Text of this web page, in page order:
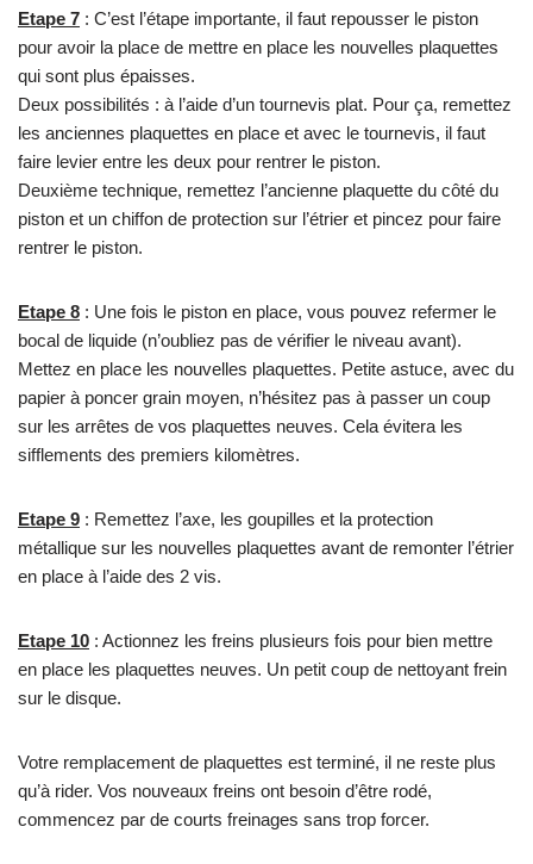
Etape 7 : C’est l’étape importante, il faut repousser le piston
pour avoir la place de mettre en place les nouvelles plaquettes
qui sont plus épaisses.
Deux possibilités : à l’aide d’un tournevis plat. Pour ça, remettez
les anciennes plaquettes en place et avec le tournevis, il faut
faire levier entre les deux pour rentrer le piston.
Deuxième technique, remettez l’ancienne plaquette du côté du
piston et un chiffon de protection sur l’étrier et pincez pour faire
rentrer le piston.
Etape 8 : Une fois le piston en place, vous pouvez refermer le
bocal de liquide (n’oubliez pas de vérifier le niveau avant).
Mettez en place les nouvelles plaquettes. Petite astuce, avec du
papier à poncer grain moyen, n’hésitez pas à passer un coup
sur les arrêtes de vos plaquettes neuves. Cela évitera les
sifflements des premiers kilomètres.
Etape 9 : Remettez l’axe, les goupilles et la protection
métallique sur les nouvelles plaquettes avant de remonter l’étrier
en place à l’aide des 2 vis.
Etape 10 : Actionnez les freins plusieurs fois pour bien mettre
en place les plaquettes neuves. Un petit coup de nettoyant frein
sur le disque.
Votre remplacement de plaquettes est terminé, il ne reste plus
qu’à rider. Vos nouveaux freins ont besoin d’être rodé,
commencez par de courts freinages sans trop forcer.